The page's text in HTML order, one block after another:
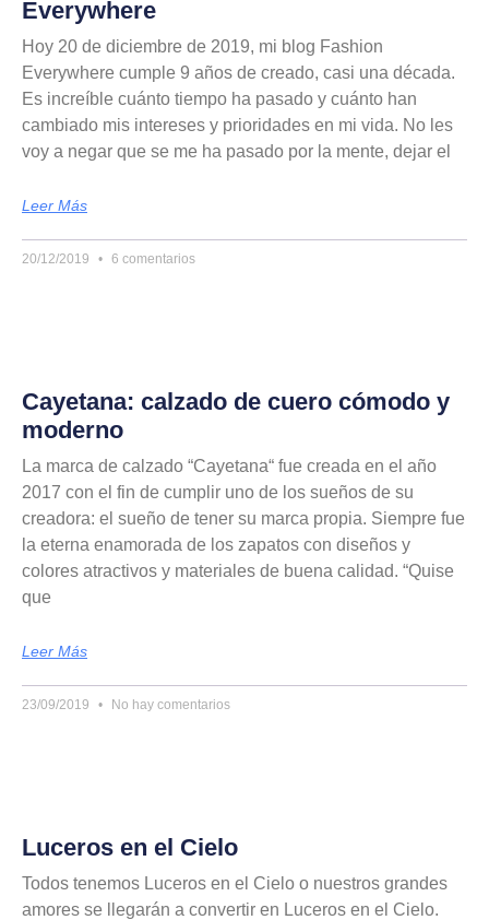
Everywhere
Hoy 20 de diciembre de 2019, mi blog Fashion
Everywhere cumple 9 años de creado, casi una década.
Es increíble cuánto tiempo ha pasado y cuánto han
cambiado mis intereses y prioridades en mi vida. No les
voy a negar que se me ha pasado por la mente, dejar el
Leer Más
20/12/2019 6 comentarios
Cayetana: calzado de cuero cómodo y
moderno
La marca de calzado “Cayetana“ fue creada en el año
2017 con el fin de cumplir uno de los sueños de su
creadora: el sueño de tener su marca propia. Siempre fue
la eterna enamorada de los zapatos con diseños y
colores atractivos y materiales de buena calidad. “Quise
que
Leer Más
23/09/2019 No hay comentarios
Luceros en el Cielo
Todos tenemos Luceros en el Cielo o nuestros grandes
amores se llegarán a convertir en Luceros en el Cielo.